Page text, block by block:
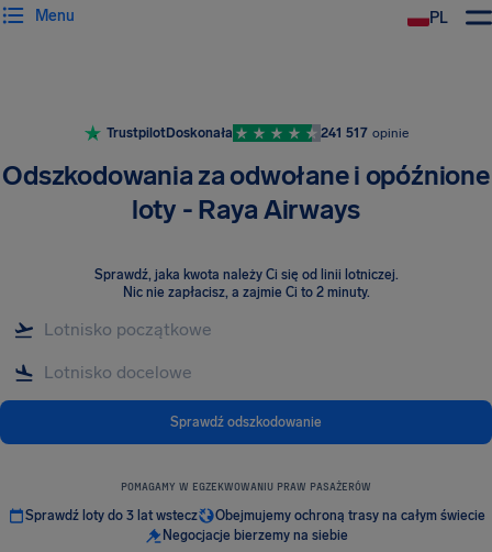
PL
Menu
TrustpilotDoskonała 241 517 opinie
Odszkodowania za odwołane i opóźnione
loty - Raya Airways
Sprawdź, jaka kwota należy Ci się od linii lotniczej.
Nic nie zapłacisz, a zajmie Ci to 2 minuty.
Sprawdź odszkodowanie
POMAGAMY W EGZEKWOWANIU PRAW PASAŻERÓW
Sprawdź loty do 3 lat wstecz
Obejmujemy ochroną trasy na całym świecie
Negocjacje bierzemy na siebie